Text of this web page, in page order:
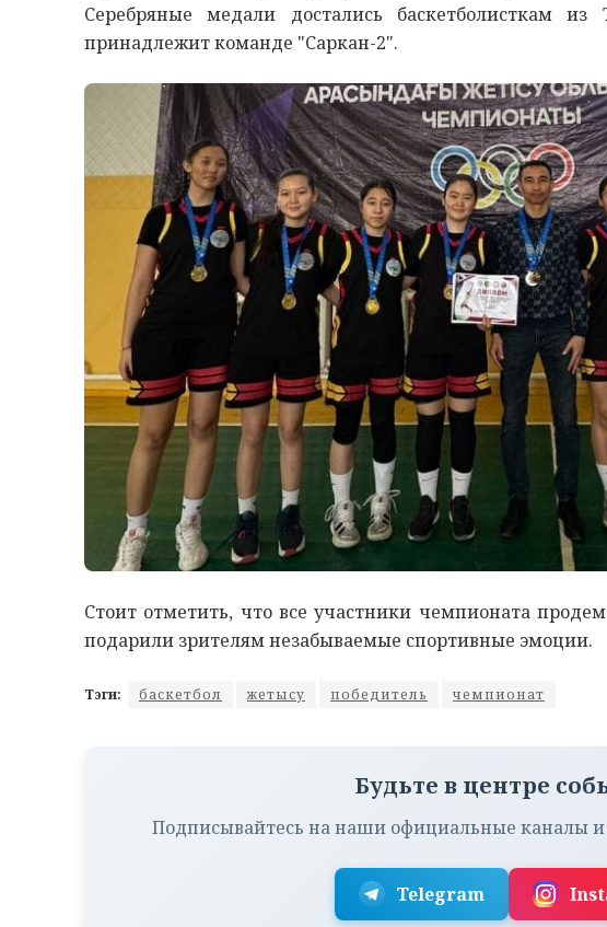
Серебряные медали достались баскетболисткам
принадлежит команде "Саркан-2".
Стоит отметить, что все участники чемпионата
подарили зрителям незабываемые спортивные эмоции.
Тэги: баскетбол жетысу победитель чемпионат
Будьте в центре
Подписывайтесь на наши официальные каналы
Telegram